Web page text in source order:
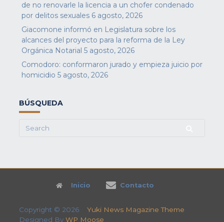
de no renovarle la licencia a un chofer condenado
por delitos sexuales 6 agosto, 2026
Giacomone informó en Legislatura sobre los
alcances del proyecto para la reforma de la Ley
Orgánica Notarial 5 agosto, 2026
Comodoro: conformaron jurado y empieza juicio por
homicidio 5 agosto, 2026
BÚSQUEDA
Search
Inicio Contacto
Copyright © 2026 Yuki News Magazine Theme
Designed By WP Moose